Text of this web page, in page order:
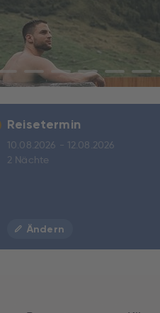
Reisetermin
10.08.2026 - 12.08.2026
2 Nächte
Ändern